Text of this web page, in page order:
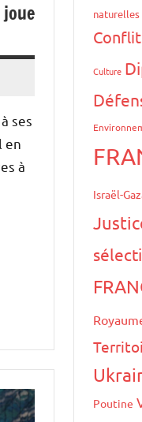
ses
en
à
naturelles
Culture
Israël-
Poutine